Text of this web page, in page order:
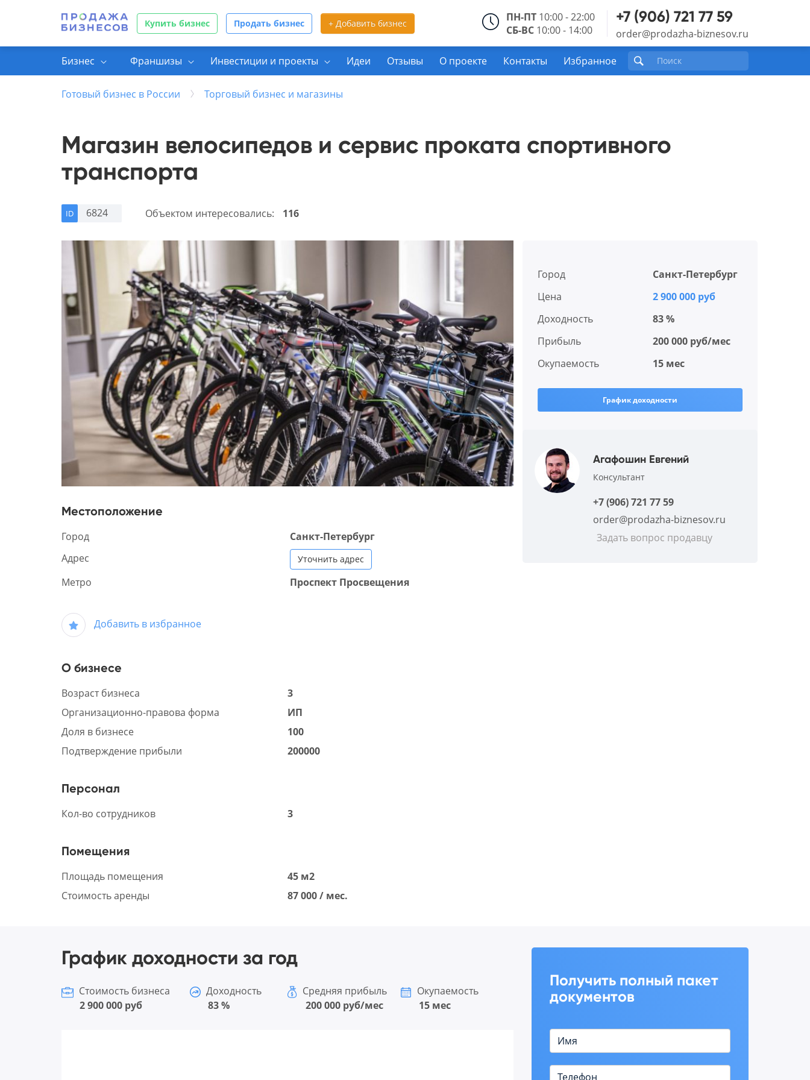
Купить бизнес Продать бизнес + Добавить бизнес ПН-ПТ 10:00 - 22:00
СБ-ВС 10:00 - 14:00
+7 (906) 721 77 59
order@prodazha-biznesov.ru
Бизнес Франшизы Инвестиции и проекты Идеи Отзывы О проекте Контакты Избранное
Готовый бизнес в России Торговый бизнес и магазины
Магазин велосипедов и сервис проката спортивного
транспорта
ID 6824 Объектом интересовались: 116
Местоположение
Город
Санкт-Петербург
Адрес
Уточнить адрес
Метро Проспект Просвещения
Добавить в избранное
О бизнесе
Возраст бизнеса
3
Организационно-правова форма
ИП
Доля в бизнесе
100
Подтверждение прибыли
200000
Персонал
Кол-во сотрудников 3
Помещения
Площадь помещения
45 м2
Стоимость аренды
87 000 / мес.
Город
Санкт-Петербург
Цена
2 900 000 руб
Доходность
83 %
Прибыль
200 000 руб/мес
Окупаемость
15 мес
График доходности
Агафошин Евгений
Консультант
+7 (906) 721 77 59
order@prodazha-biznesov.ru
Задать вопрос продавцу
График доходности за год
Стоимость бизнеса
2 900 000 руб
Доходность
83 %
Средняя прибыль
200 000 руб/мес
Окупаемость
15 мес
Получить полный пакет
документов